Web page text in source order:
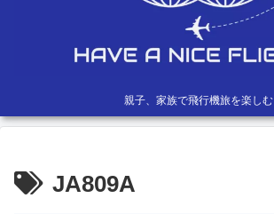
親子、家族で飛行機旅を楽しむ
JA809A